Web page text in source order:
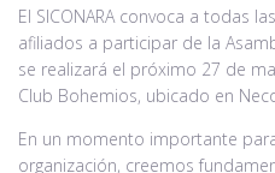
El SICONARA convoca a todas
afiliados a participar de la
se realizará el próximo 27 de
Club Bohemios, ubicado en
En un momento importante
organización, creemos